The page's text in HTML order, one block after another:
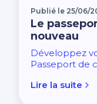
Publié le 25/06/
Le
nouveau
Développez
Passeport de
Lire la suite